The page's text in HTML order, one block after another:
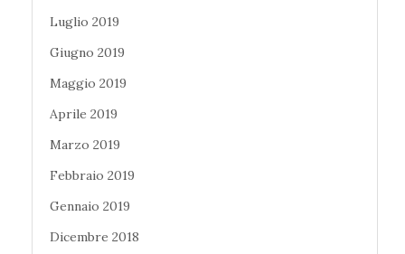
Luglio 2019
Giugno 2019
Maggio 2019
Aprile 2019
Marzo 2019
Febbraio 2019
Gennaio 2019
Dicembre 2018